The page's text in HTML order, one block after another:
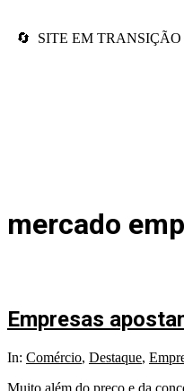
🔄 SITE EM
mercado
Empresas
In: Comércio, Destaque,